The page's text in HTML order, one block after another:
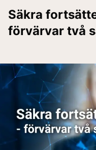
Säkra
förvärvar två